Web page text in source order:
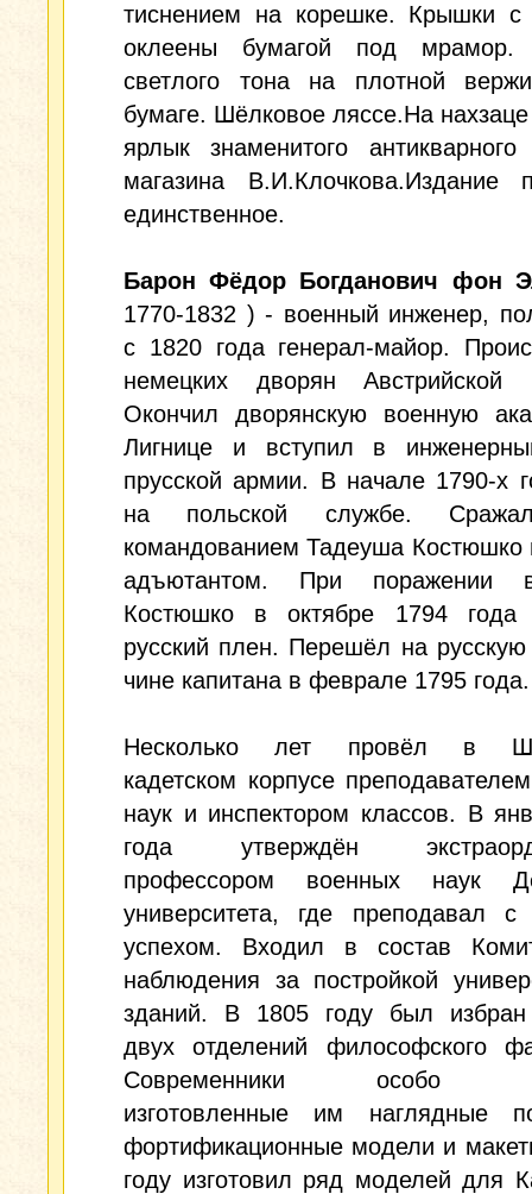
тиснением на корешке. Крышки с
оклеены бумагой под мрамор.
светлого тона на плотной
бумаге. Шёлковое ляссе.На
ярлык знаменитого антикварного
магазина В.И.Клочкова.Издание
единственное.
Барон Фёдор Богданович фон
1770-1832 ) - военный инженер,
с 1820 года генерал-майор.
немецких дворян Австрийской
Окончил дворянскую военную
Лигнице и вступил в
прусской армии. В начале 1790-х
на польской службе.
командованием Тадеуша Костюшко
адъютантом. При поражении
Костюшко в октябре 1794
русский плен. Перешёл на
чине капитана в феврале 1795 года.
Несколько лет провёл в
кадетском корпусе
наук и инспектором классов. В
года утверждён
профессором военных наук
университета, где преподавал
успехом. Входил в состав
наблюдения за постройкой
зданий. В 1805 году был избран
двух отделений философского
Современники особо
изготовленные им наглядные
фортификационные модели и
году изготовил ряд моделей для